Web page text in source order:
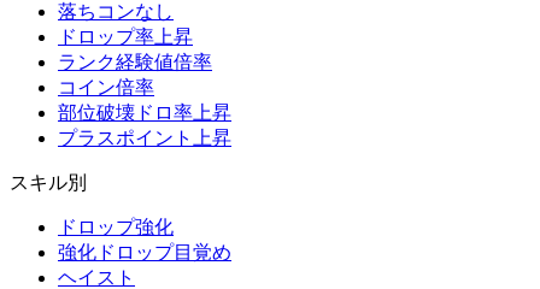
落ちコンなし
ドロップ率上昇
ランク経験値倍率
コイン倍率
部位破壊ドロ率上昇
プラスポイント上昇
スキル別
ドロップ強化
強化ドロップ目覚め
ヘイスト